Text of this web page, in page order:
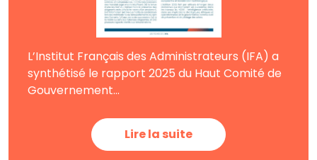
L’Institut Français des Administrateurs (IFA) a
synthétisé le rapport 2025 du Haut Comité de
Gouvernement...
Lire la suite